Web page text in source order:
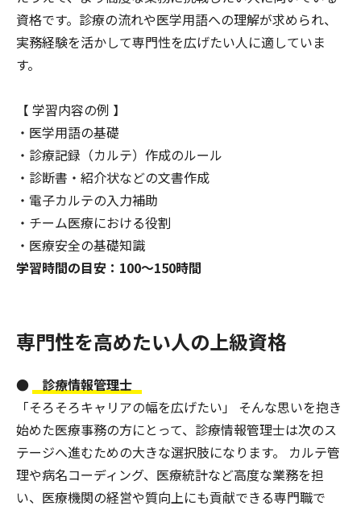
資格です。診療の流れや医学用語への理解が求められ、
実務経験を活かして専門性を広げたい人に適していま
す。
【 学習内容の例 】
・医学用語の基礎
・診療記録（カルテ）作成のルール
・診断書・紹介状などの文書作成
・電子カルテの入力補助
・チーム医療における役割
・医療安全の基礎知識
学習時間の目安：100〜150時間
専門性を高めたい人の上級資格
●
診療情報管理士
「そろそろキャリアの幅を広げたい」 そんな思いを抱き
始めた医療事務の方にとって、診療情報管理士は次のス
テージへ進むための大きな選択肢になります。 カルテ管
理や病名コーディング、医療統計など高度な業務を担
い、医療機関の経営や質向上にも貢献できる専門職で